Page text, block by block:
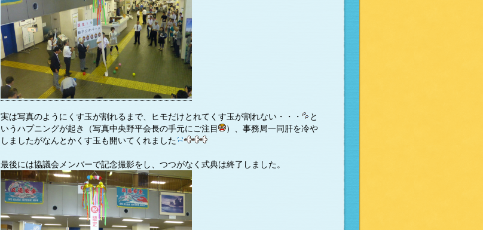
実は写真のようにくす玉が割れるまで、ヒモだけとれてくす玉が割れない・・・
と
いうハプニングが起き（写真中央野平会長の手元にご注目
）、事務局一同肝を冷や
しましたがなんとかくす玉も開いてくれました
最後には協議会メンバーで記念撮影をし、つつがなく式典は終了しました。